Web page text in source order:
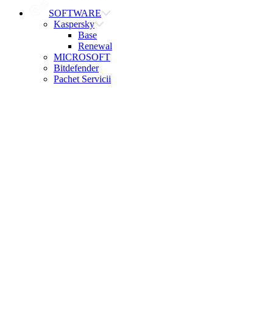
SOFTWARE
Kaspersky
Base
Renewal
MICROSOFT
Bitdefender
Pachet Servicii